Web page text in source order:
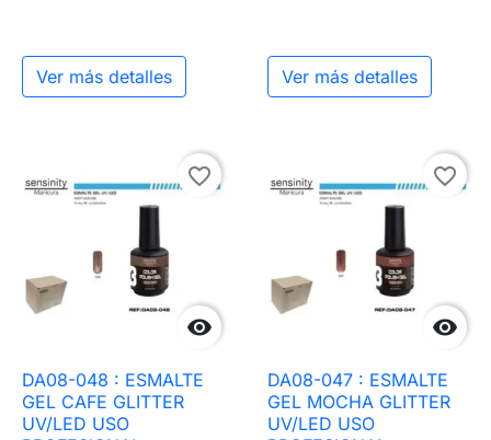
Ver más detalles Ver más detalles

favorite_border
DA08-048 : ESMALTE
GEL CAFE GLITTER
UV/LED USO

favorite_border
DA08-047 : ESMALTE
GEL MOCHA GLITTER
UV/LED USO